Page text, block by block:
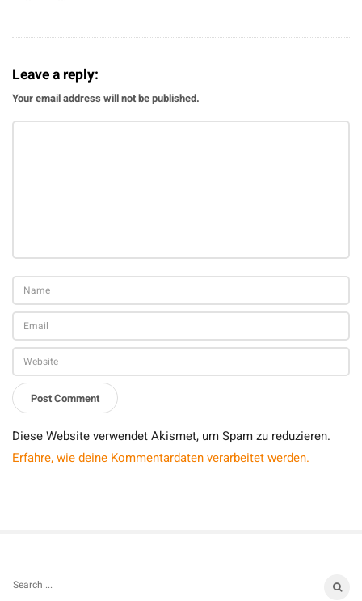
Leave a reply:
Your email address will not be published.
Diese Website verwendet Akismet, um Spam zu reduzieren.
Erfahre, wie deine Kommentardaten verarbeitet werden.
S
S